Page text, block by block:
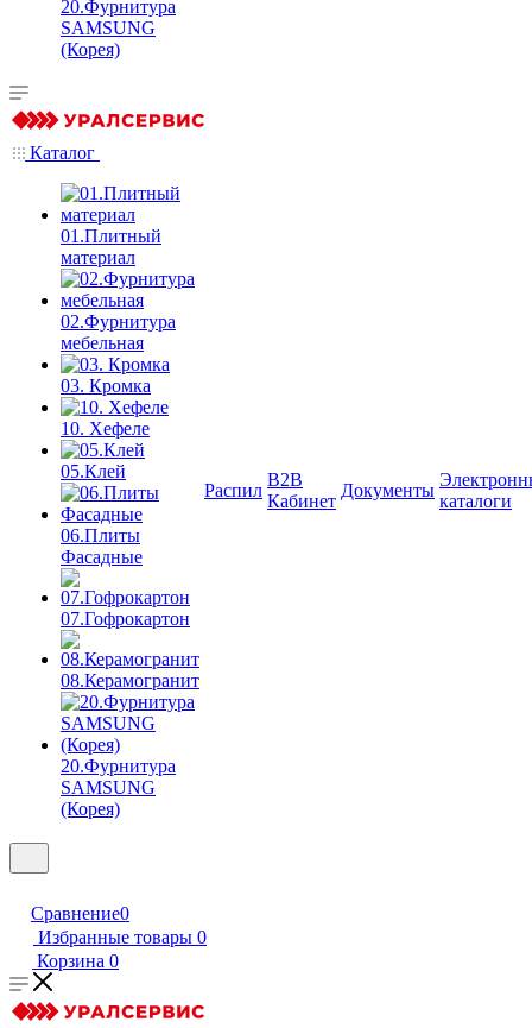
20.Фурнитура
SAMSUNG
(Корея)
Каталог
01.Плитный
материал
02.Фурнитура
мебельная
03. Кромка
10. Хефеле
05.Клей
06.Плиты
Фасадные
07.Гофрокартон
08.Керамогранит
20.Фурнитура
SAMSUNG
(Корея)
Распил
B2B
Кабинет
Документы
каталоги
Сравнение0
Избранные товары 0
Корзина 0